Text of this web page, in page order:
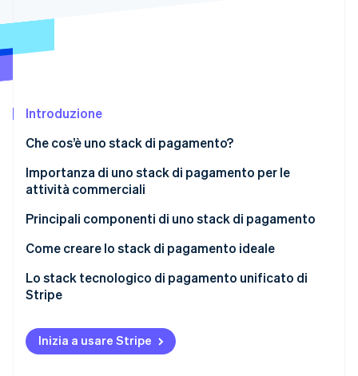
Prevenzione delle frodi
Climate
Identity
Verifica online dell'identità
Stripe Sessions 2026
Scopri come Stripe sta costruendo l'infrastruttura
Guarda ora
Introduzione
Che cos’è uno stack di pagamento?
Importanza di uno stack di pagamento per le
attività commerciali
Principali componenti di uno stack di pagamento
Come creare lo stack di pagamento ideale
Lo stack tecnologico di pagamento unificato di
Stripe
Inizia a usare Stripe